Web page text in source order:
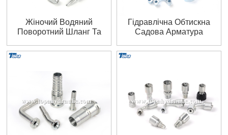
Жіночий Водяний
Поворотний Шланг Та
Гідравлічна Обтискна
Садова Арматура
Шлангові Хомути